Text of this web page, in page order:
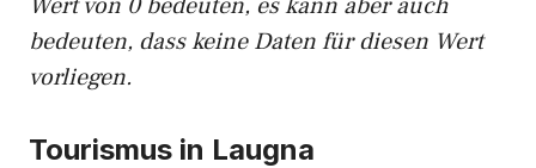
bedeuten, dass keine Daten für diesen Wert
vorliegen.
Tourismus in Laugna